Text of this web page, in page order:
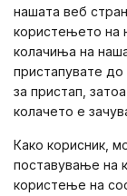
нашата веб
користењето на
колачиња на
пристапувате
за пристап,
колачето е
Како корисник,
поставување на
користење на